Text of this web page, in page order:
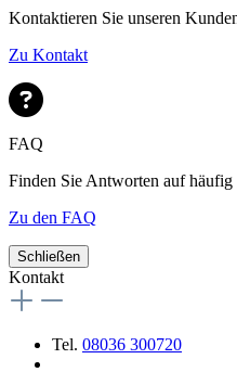
Kontaktieren Sie unseren
Zu Kontakt
FAQ
Finden Sie Antworten auf häufig
Zu den FAQ
Schließen
Kontakt
Tel. 08036 300720